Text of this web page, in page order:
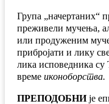
Група „начертаних“
преживели мучења,
или продуженим
прибројати и лику
лика исповедника су
време иконоборства.
ПРЕПОДОБНИјe